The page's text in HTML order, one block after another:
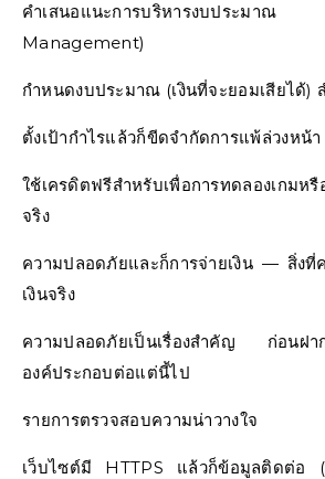
คำเสนอแนะการบริหารงบปร
Management)
กำหนดงบประมาณ (เงินที่จะยอมเสียได้)
ตั้งเป้ากำไรแล้วก็ขีดจำกัดการแพ้ล่วงหน้า
ใช้เครดิตฟรีสำหรับเพื่อการทดลองเกมห
จริง
ความปลอดภัยและก็การจ่ายเงิน — สิ่งที่
เงินจริง
ความปลอดภัยเป็นเรื่องสำคัญ ก่อนฝาก
องค์ประกอบต่อแต่นี้ไป
รายการตรวจสอบความน่าวางใจ
เว็บไซต์มี HTTPS แล้วก็ข้อมูลติดต่อ (